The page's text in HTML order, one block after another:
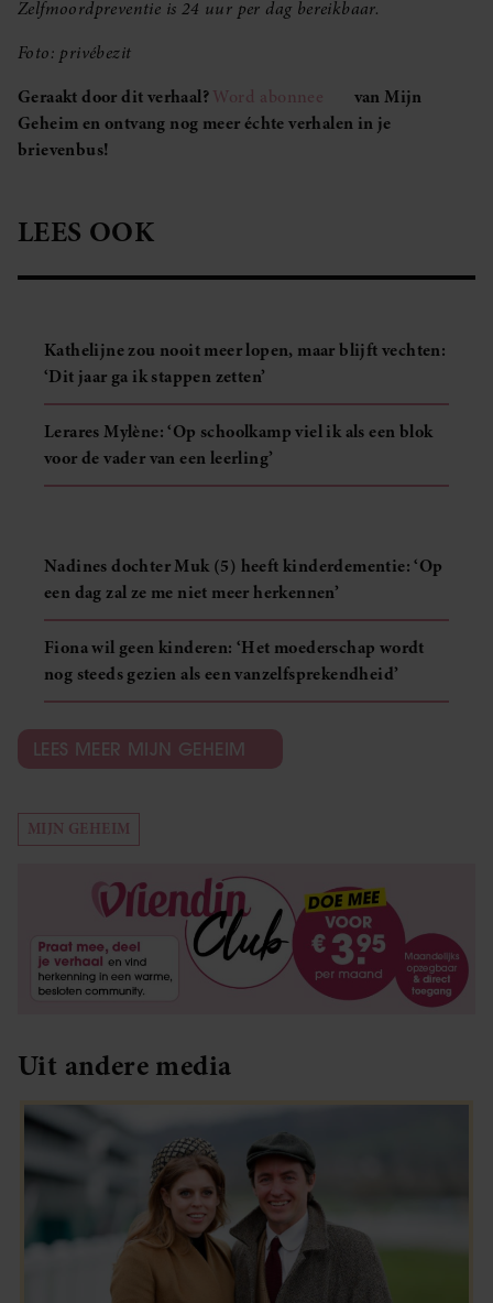
Zelfmoordpreventie is 24 uur per dag bereikbaar.
Foto: privébezit
Geraakt door dit verhaal?Word abonnee
van Mijn
Geheim en ontvang nog meer échte verhalen in je
brievenbus!
LEES OOK
Kathelijne zou nooit meer lopen, maar blijft vechten:
‘Dit jaar ga ik stappen zetten’
Lerares Mylène: ‘Op schoolkamp viel ik als een blok
voor de vader van een leerling’
Nadines dochter Muk (5) heeft kinderdementie: ‘Op
een dag zal ze me niet meer herkennen’
Fiona wil geen kinderen: ‘Het moederschap wordt
nog steeds gezien als een vanzelfsprekendheid’
LEES MEER MIJN GEHEIM
MIJN GEHEIM
Uit andere media